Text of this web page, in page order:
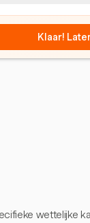
Klaar!
wettelijke